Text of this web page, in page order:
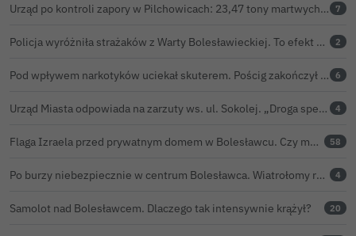
Urząd po kontroli zapory w Pilchowicach: 23,47 tony martwych ryb i zawiadomienie do prokuratury 7
Policja wyróżniła strażaków z Warty Bolesławieckiej. To efekt nocnej akcji, która zakończyła się sukcesem 2
Pod wpływem narkotyków uciekał skuterem. Pościg zakończył w polu kukurydzy 6
Urząd Miasta odpowiada na zarzuty ws. ul. Sokolej. „Droga spełnia wszystkie normy” 4
Flaga Izraela przed prywatnym domem w Bolesławcu. Czy można ją legalnie wywiesić? 58
Po burzy niebezpiecznie w centrum Bolesławca. Wiatrołomy runęły na podwórko 4
Samolot nad Bolesławcem. Dlaczego tak intensywnie krążył? 20